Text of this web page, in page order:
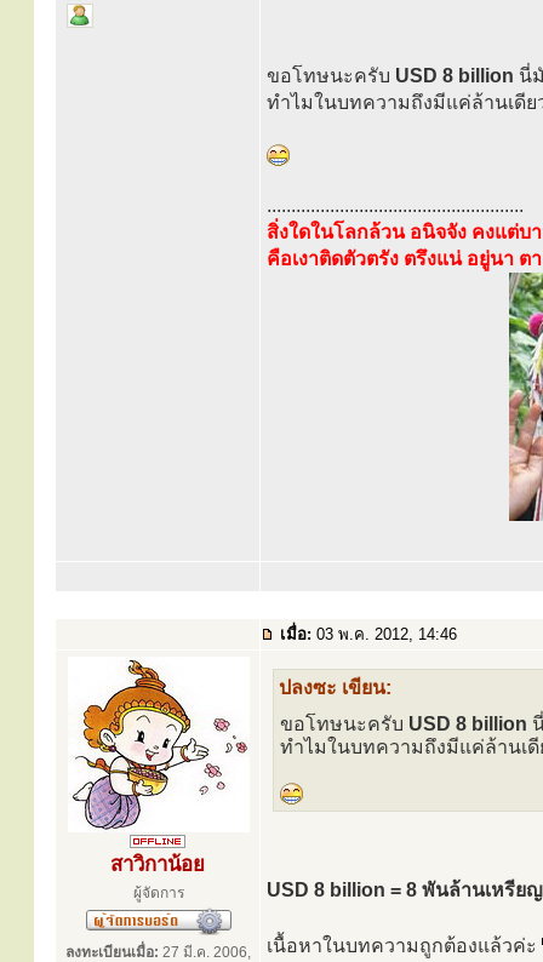
ขอโทษนะครับ USD 8 billion นี่
ทำไมในบทความถึงมีแค่ล้านเดีย
.....................................................
สิ่งใดในโลกล้วน อนิจจัง คงแต่บ
คือเงาติดตัวตรัง ตรึงแน่ อยู่นา
เมื่อ: 03 พ.ค. 2012, 14:46
สาวิกาน้อย
ผู้จัดการ
ลงทะเบียนเมื่อ: 27 มี.ค. 2006,
ปลงซะ เขียน:
ขอโทษนะครับ USD 8 billion
ทำไมในบทความถึงมีแค่ล้านเดี
USD 8 billion = 8 พันล้านเหรีย
เนื้อหาในบทความถูกต้องแล้วค่ะ